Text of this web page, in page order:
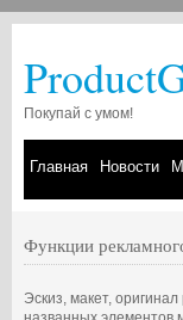
Покупай с умом!
Главная Новости
Функции
Эскиз, макет,